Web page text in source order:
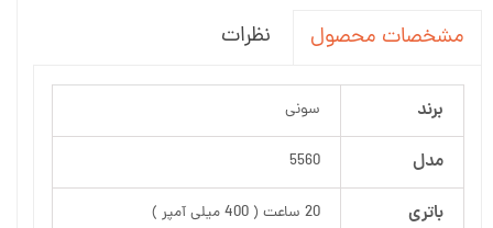
مشخصات محصول نظرات
برند سونی
مدل 5560
باتری 20 ساعت ( 400 میلی آمپر )